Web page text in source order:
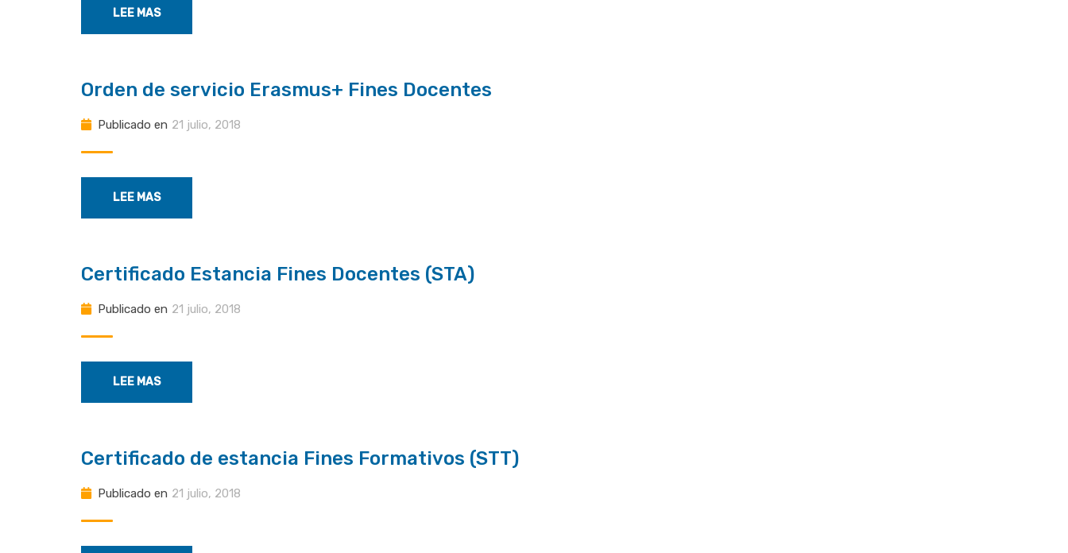
LEE MAS
Orden de servicio Erasmus+ Fines Docentes
Publicado en 21 julio, 2018
LEE MAS
Certificado Estancia Fines Docentes (STA)
Publicado en 21 julio, 2018
LEE MAS
Certificado de estancia Fines Formativos (STT)
Publicado en 21 julio, 2018